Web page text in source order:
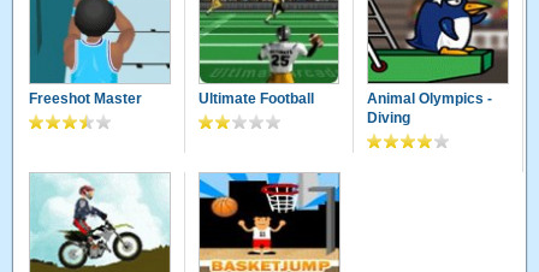
Freeshot Master Ultimate Football
Animal Olympics -
Diving